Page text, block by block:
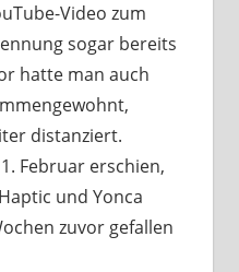
Video zum
sogar bereits
hatte man auch
distanziert.
Februar erschien,
und Yonca
zuvor gefallen